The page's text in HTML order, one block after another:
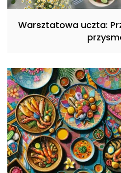
Warsztatowa uczta: